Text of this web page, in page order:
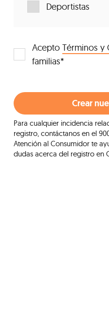
Deportistas
Acepto Términos y
familias*
Para cualquier incidencia
registro, contáctanos en el
Atención al Consumidor te
dudas acerca del registro en